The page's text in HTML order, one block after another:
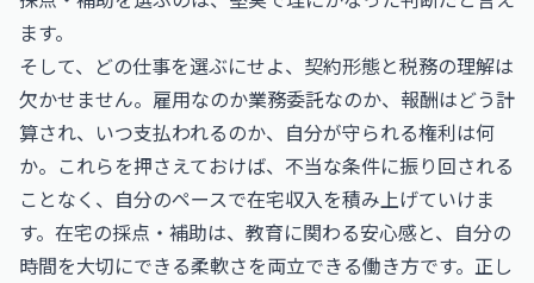
ます。
そして、どの仕事を選ぶにせよ、契約形態と税務の理解は
欠かせません。雇用なのか業務委託なのか、報酬はどう計
算され、いつ支払われるのか、自分が守られる権利は何
か。これらを押さえておけば、不当な条件に振り回される
ことなく、自分のペースで在宅収入を積み上げていけま
す。在宅の採点・補助は、教育に関わる安心感と、自分の
時間を大切にできる柔軟さを両立できる働き方です。正し